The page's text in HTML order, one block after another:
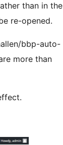
than in the
re-opened.
bbp-auto-
more than